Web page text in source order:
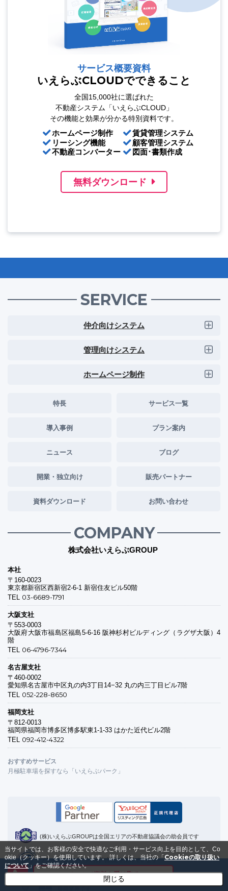
サービス概要資料
いえらぶCLOUDでできること
全国15,000社に選ばれた
不動産システム「いえらぶCLOUD」
その機能と効果が分かる特別資料です。
ホームページ制作
リーシング機能
不動産コンバーター
賃貸管理システム
顧客管理システム
図面･書類作成
無料ダウンロード
メールで資料を受け取る
SERVICE
仲介向けシステム
管理向けシステム
ホームページ制作
特長 サービス一覧
導入事例 プラン案内
ニュース ブログ
開業・独立向け 販売パートナー
資料ダウンロード お問い合わせ
COMPANY
株式会社いえらぶGROUP
本社
〒160-0023
東京都新宿区西新宿2-6-1 新宿住友ビル50階
TEL 03-6689-1791
大阪支社
〒553-0003
大阪府大阪市福島区福島5-6-16 阪神杉村ビルディング（ラグザ大阪）4
階
TEL 06-4796-7344
名古屋支社
〒460-0002
愛知県名古屋市中区丸の内3丁目14−32 丸の内三丁目ビル7階
TEL 052-228-8650
福岡支社
〒812-0013
福岡県福岡市博多区博多駅東1-1-33 はかた近代ビル2階
TEL 092-412-4322
おすすめサービス
月極駐車場を探すなら「いえらぶパーク」
(株)いえらぶGROUPは全国エリアの不動産協議会の助会員です
プライバシーマークの付与認定を受けています
(認証登録範囲は不動産業務支援システムのクラウドサービス
当サイトでは、お客様の安全で快適なご利用・サービス向上を目的として、Co
okie（クッキー）を使用しています。詳しくは、当社の「Cookieの取り扱い
について 」をご確認ください。
閉じる